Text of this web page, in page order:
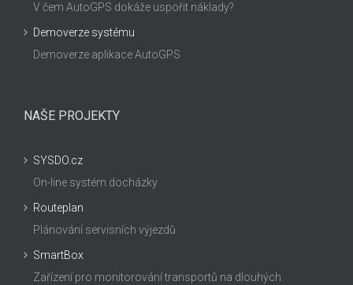
V čem AutoGPS dokáže uspořit náklady?
Demoverze systému
Demoverze aplikace AutoGPS
NAŠE PROJEKTY
SYSDO.cz
On-line systém docházky
Routeplan
Plánování servisních výjezdů
SmartBox
Zařízení pro monitorování transportů na dlouhých